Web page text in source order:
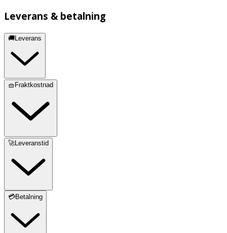
Leverans & betalning
🚚Leverans
🧺Fraktkostnad
🚀Leveranstid
💳Betalning